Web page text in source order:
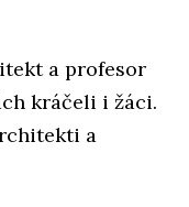
a profesor
kráčeli i žáci.
a